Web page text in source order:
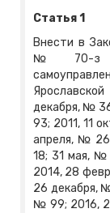
Статья 1
Внести в
№ 70-з «О
декабря, №
93; 2011, 11
апреля, №
18; 31 мая,
2014, 28
26 декабря,
№ 99; 2016,